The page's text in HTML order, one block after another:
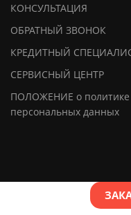
КОНСУЛЬТАЦИЯ
ОБРАТНЫЙ ЗВОНОК
КРЕДИТНЫЙ
СЕРВИСНЫЙ ЦЕНТР
ПОЛОЖЕНИЕ о политике
персональных данных